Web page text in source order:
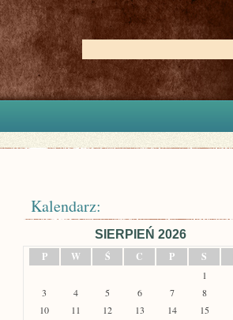
Kalendarz:
SIERPIEŃ 2026
P
W Ś C P S
1
3
4 5 6 7 8
10
11 12 13 14 15